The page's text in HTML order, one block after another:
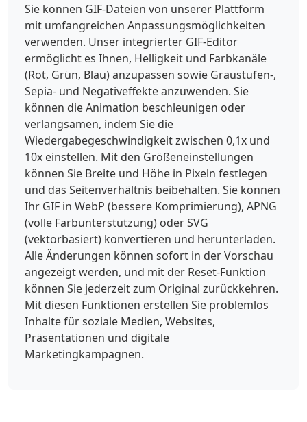
Sie können GIF-Dateien von unserer Plattform
mit umfangreichen Anpassungsmöglichkeiten
verwenden. Unser integrierter GIF-Editor
ermöglicht es Ihnen, Helligkeit und Farbkanäle
(Rot, Grün, Blau) anzupassen sowie Graustufen-,
Sepia- und Negativeffekte anzuwenden. Sie
können die Animation beschleunigen oder
verlangsamen, indem Sie die
Wiedergabegeschwindigkeit zwischen 0,1x und
10x einstellen. Mit den Größeneinstellungen
können Sie Breite und Höhe in Pixeln festlegen
und das Seitenverhältnis beibehalten. Sie können
Ihr GIF in WebP (bessere Komprimierung), APNG
(volle Farbunterstützung) oder SVG
(vektorbasiert) konvertieren und herunterladen.
Alle Änderungen können sofort in der Vorschau
angezeigt werden, und mit der Reset-Funktion
können Sie jederzeit zum Original zurückkehren.
Mit diesen Funktionen erstellen Sie problemlos
Inhalte für soziale Medien, Websites,
Präsentationen und digitale
Marketingkampagnen.